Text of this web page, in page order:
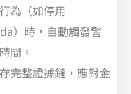
為（如停用
）時，自動觸發警
間。
完整證據鏈，應對金